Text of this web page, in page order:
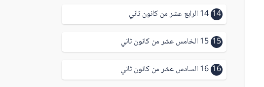
14 14 الرابع عشر من كانون ثاني
15 15 الخامس عشر من كانون ثاني
16 16 السادس عشر من كانون ثاني